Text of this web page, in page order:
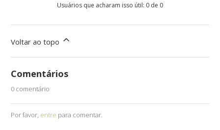
Usuários que acharam isso útil: 0 de 0
Voltar ao topo
Comentários
0 comentário
Por favor, entre para comentar.